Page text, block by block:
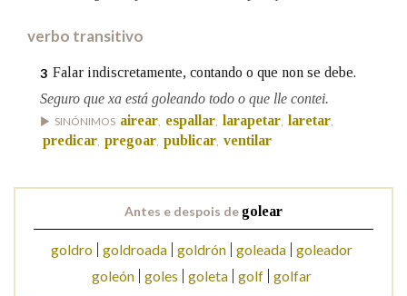
BUSCAR NO CONTIDO
Nas definicións
Nos exemplos
verbo transitivo
3 Falar indiscretamente, contando o que non se debe.
Seguro que xa está goleando todo o que lle contei.
SINÓNIMOS airear, espallar, larapetar, laretar,
predicar, pregoar, publicar, ventilar
Antes e despois degolear
goldro goldroada goldrón goleada
goleador
goleón
goles goleta golf golfar